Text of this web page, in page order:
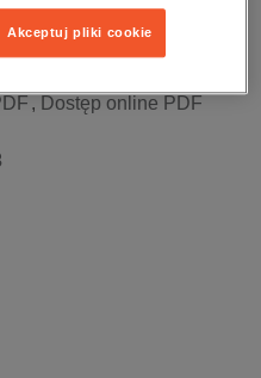
Dostęp online PDF
Akceptuj pliki cookie